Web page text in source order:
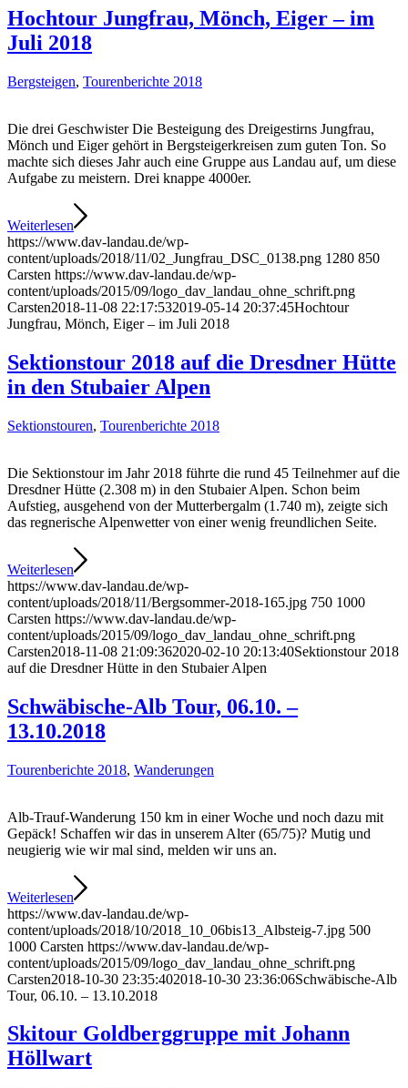
Hochtour Jungfrau, Mönch, Eiger – im
Juli 2018
Bergsteigen, Tourenberichte 2018
Die drei Geschwister Die Besteigung des Dreigestirns Jungfrau,
Mönch und Eiger gehört in Bergsteigerkreisen zum guten Ton. So
machte sich dieses Jahr auch eine Gruppe aus Landau auf, um diese
Aufgabe zu meistern. Drei knappe 4000er.
Weiterlesen
https://www.dav-landau.de/wp-
content/uploads/2018/11/02_Jungfrau_DSC_0138.png 1280 850
Carsten https://www.dav-landau.de/wp-
content/uploads/2015/09/logo_dav_landau_ohne_schrift.png
Carsten2018-11-08 22:17:532019-05-14 20:37:45Hochtour
Jungfrau, Mönch, Eiger – im Juli 2018
Sektionstour 2018 auf die Dresdner Hütte
in den Stubaier Alpen
Sektionstouren, Tourenberichte 2018
Die Sektionstour im Jahr 2018 führte die rund 45 Teilnehmer auf die
Dresdner Hütte (2.308 m) in den Stubaier Alpen. Schon beim
Aufstieg, ausgehend von der Mutterbergalm (1.740 m), zeigte sich
das regnerische Alpenwetter von einer wenig freundlichen Seite.
Weiterlesen
https://www.dav-landau.de/wp-
content/uploads/2018/11/Bergsommer-2018-165.jpg 750 1000
Carsten https://www.dav-landau.de/wp-
content/uploads/2015/09/logo_dav_landau_ohne_schrift.png
Carsten2018-11-08 21:09:362020-02-10 20:13:40Sektionstour 2018
auf die Dresdner Hütte in den Stubaier Alpen
Schwäbische-Alb Tour, 06.10. –
13.10.2018
Tourenberichte 2018, Wanderungen
Alb-Trauf-Wanderung 150 km in einer Woche und noch dazu mit
Gepäck! Schaffen wir das in unserem Alter (65/75)? Mutig und
neugierig wie wir mal sind, melden wir uns an.
Weiterlesen
https://www.dav-landau.de/wp-
content/uploads/2018/10/2018_10_06bis13_Albsteig-7.jpg 500
1000 Carsten https://www.dav-landau.de/wp-
content/uploads/2015/09/logo_dav_landau_ohne_schrift.png
Carsten2018-10-30 23:35:402018-10-30 23:36:06Schwäbische-Alb
Tour, 06.10. – 13.10.2018
Skitour Goldberggruppe mit Johann
Höllwart